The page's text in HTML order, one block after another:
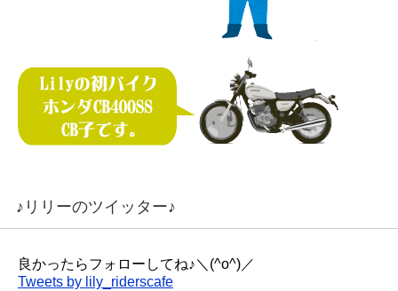
♪リリーのツイッター♪
良かったらフォローしてね♪＼(^o^)／
Tweets by lily_riderscafe